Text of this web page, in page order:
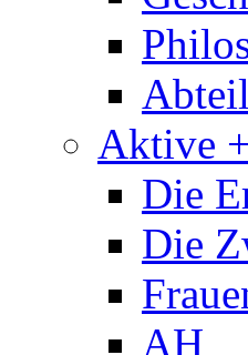
Aktive
Die
Die
AH